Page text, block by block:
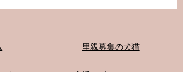
里親募集の犬猫